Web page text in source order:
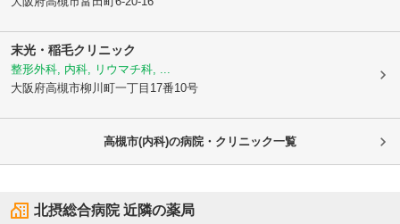
末光・稲毛クリニック
整形外科, 内科, リウマチ科, ...
大阪府高槻市柳川町一丁目17番10号
高槻市(内科)の病院・クリニック一覧
北摂総合病院近隣の薬局